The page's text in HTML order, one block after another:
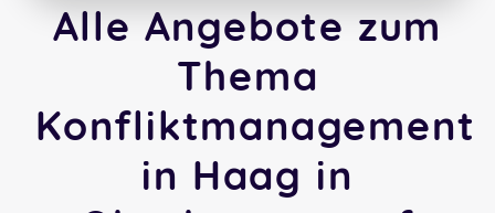
Alle Angebote zum
Thema
Konfliktmanagement
in Haag in